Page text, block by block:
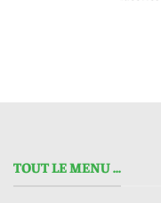
TOUT LE MENU ...